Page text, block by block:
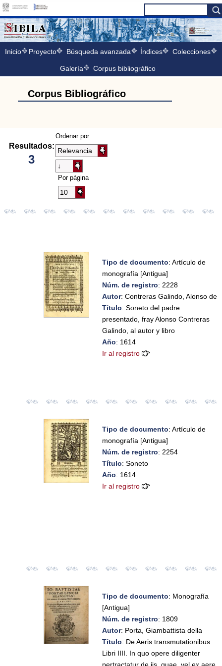
Inicio Proyecto Búsqueda avanzada Índices Colecciones
Galería Corpus bibliográfico
Corpus Bibliográfico
Resultados:
3
Ordenar por
Por página
Tipo de documento: Artículo de
monografía [Antigua]
Núm. de registro: 2228
Autor: Contreras Galindo, Alonso de
Título: Soneto del padre
presentado, fray Alonso Contreras
Galindo, al autor y libro
Año: 1614
Ir al registro
Tipo de documento: Artículo de
monografía [Antigua]
Núm. de registro: 2254
Título: Soneto
Año: 1614
Ir al registro
Tipo de documento: Monografía
[Antigua]
Núm. de registro: 1809
Autor: Porta, Giambattista della
Título: De Aeris transmutationibus
Libri IIII. In quo opere diligenter
pertractatur de iis, quae, vel ex aere,